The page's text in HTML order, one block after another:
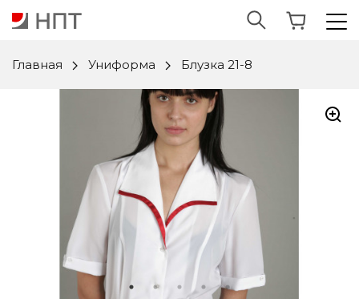
Главная Униформа Блузка 21-8